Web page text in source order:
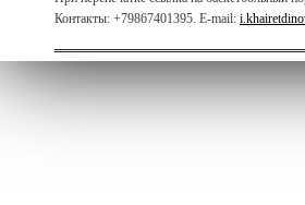
Контакты: +79867401395. E-mail: